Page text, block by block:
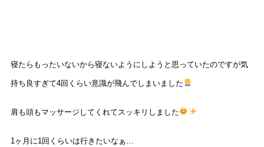
寝たらもったいないから寝ないようにしようと思っていたのですが気
持ち良すぎて4回くらい意識が飛んでしまいました
肩も頭もマッサージしてくれてスッキリしました
1 ヶ月に1 回くらいは行きたいなぁ…